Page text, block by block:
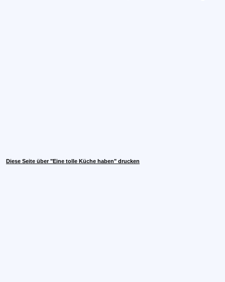
Diese Seite über "Eine tolle Küche haben" drucken